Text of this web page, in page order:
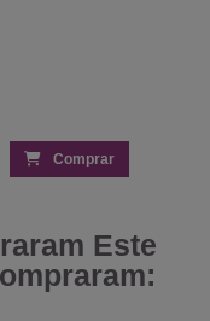
Comprar
Este